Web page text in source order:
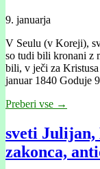
9. januarja
V Seulu (v Koreji),
so tudi bili kronani z
bili, v ječi za
januar 1840 Goduje
Preberi vse →
sveti Julijan,
zakonca,